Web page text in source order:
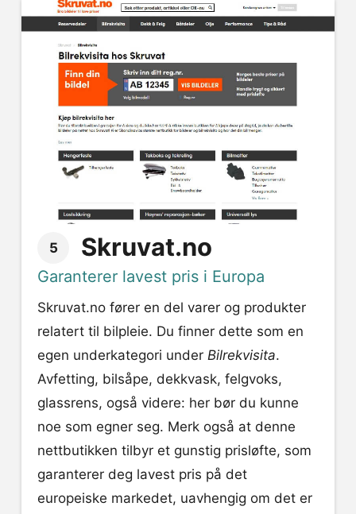
5 Skruvat.no
Garanterer lavest pris i Europa
Skruvat.no fører en del varer og produkter
relatert til bilpleie. Du finner dette som en
egen underkategori under Bilrekvisita.
Avfetting, bilsåpe, dekkvask, felgvoks,
glassrens, også videre: her bør du kunne
noe som egner seg. Merk også at denne
nettbutikken tilbyr et gunstig prisløfte, som
garanterer deg lavest pris på det
europeiske markedet, uavhengig om det er